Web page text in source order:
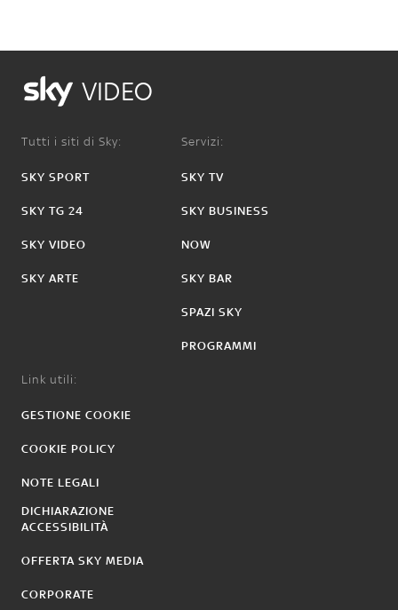
VIDEO
Tutti i siti di Sky:
SKY SPORT
SKY TG 24
SKY VIDEO
SKY ARTE
Servizi:
SKY TV
SKY BUSINESS
NOW
SKY BAR
SPAZI SKY
PROGRAMMI
Link utili:
GESTIONE COOKIE
COOKIE POLICY
NOTE LEGALI
DICHIARAZIONE
ACCESSIBILITÀ
OFFERTA SKY MEDIA
CORPORATE